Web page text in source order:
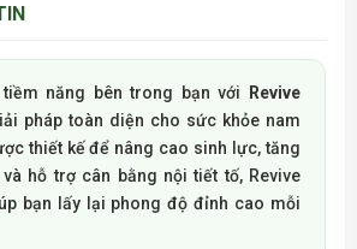
năng bên trong bạn với Revive
pháp toàn diện cho sức khỏe nam
thiết kế để nâng cao sinh lực, tăng
hỗ trợ cân bằng nội tiết tố, Revive
bạn lấy lại phong độ đỉnh cao mỗi